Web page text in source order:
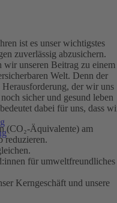
ist es unser wichtigstes
zuverlässig abzusichern.
unseren Beitrag zu einem
Welt. Denn der
der wir uns
sicher und gesund leben
dabei für uns, dass
(CO₂-Äquivalente) am
reduzieren.
für umweltfreundliches
Kerngeschäft und unsere